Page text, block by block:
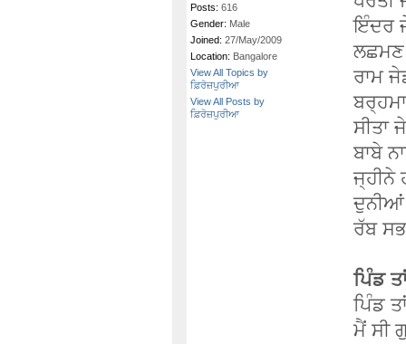
Posts: 616
Gender: Male
Joined: 27/May/2009
Location: Bangalore
View All Topics by
ਫ਼ਿਰੋਜ਼ਪੁਰੀਆ
View All Posts by
ਫ਼ਿਰੋਜ਼ਪੁਰੀਆ
ਇੰਦਰ
ਲਛਮਣ
ਰਾਮ
ਸੀਤਾ
ਬਾਬੇ
ਜ੍ਹੀਨੇ
ਦੁਨੀਆਂ
ਰੱਬ
ਪਿੰਡ
ਪਿੰਡ
ਮੈਂ ਸੀ